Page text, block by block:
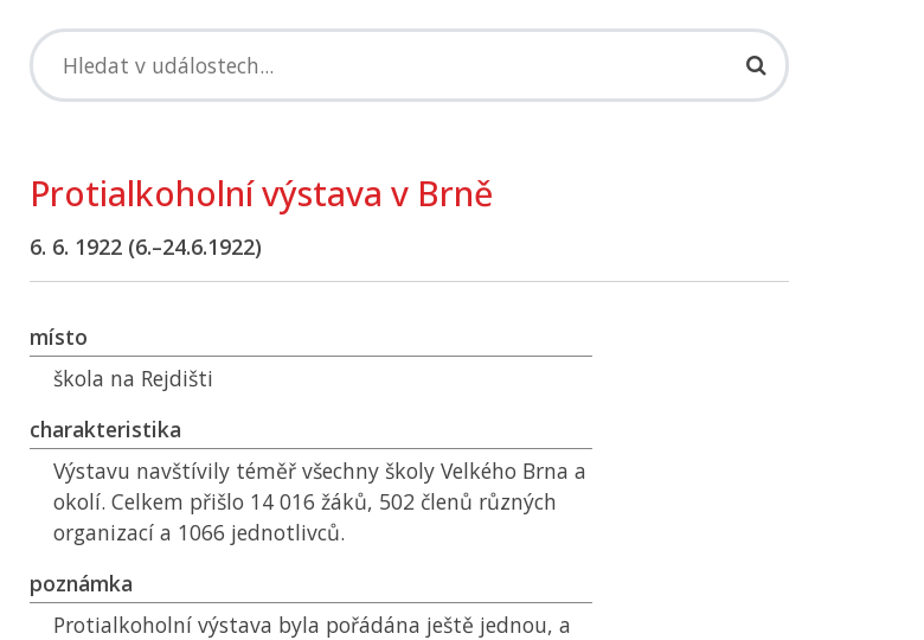
Protialkoholní výstava v Brně
6. 6. 1922 (6.–24.6.1922)
místo
škola na Rejdišti
charakteristika
Výstavu navštívily téměř všechny školy Velkého Brna a
okolí. Celkem přišlo 14 016 žáků, 502 členů různých
organizací a 1066 jednotlivců.
poznámka
Protialkoholní výstava byla pořádána ještě jednou, a